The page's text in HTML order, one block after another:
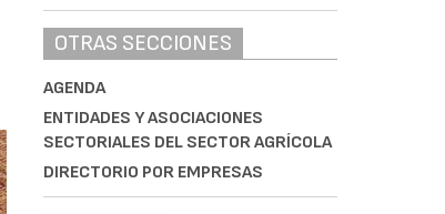
OTRAS SECCIONES
AGENDA
ENTIDADES Y ASOCIACIONES
SECTORIALES DEL SECTOR AGRÍCOLA
DIRECTORIO POR EMPRESAS